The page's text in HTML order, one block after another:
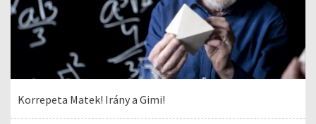
Korrepeta Matek! Irány a Gimi!